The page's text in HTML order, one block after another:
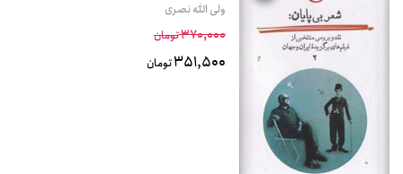
ولی الله نصری
370,000تومان
351,500تومان